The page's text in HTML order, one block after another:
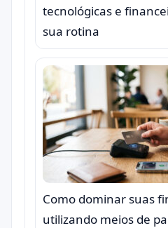
tecnológicas e
sua rotina
Como dominar suas
utilizando meios de